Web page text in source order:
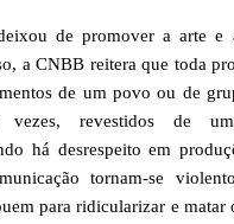
de promover a arte e
a CNBB reitera que toda
de um povo ou de
vezes, revestidos de
há desrespeito em
tornam-se
para ridicularizar e matar